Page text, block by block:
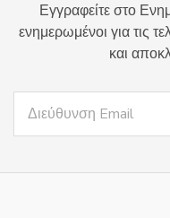
Εγγραφείτε στο
ενημερωμένοι για τις
και